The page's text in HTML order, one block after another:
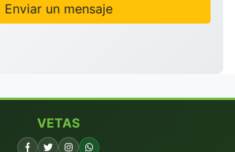
Enviar un mensaje
VETAS